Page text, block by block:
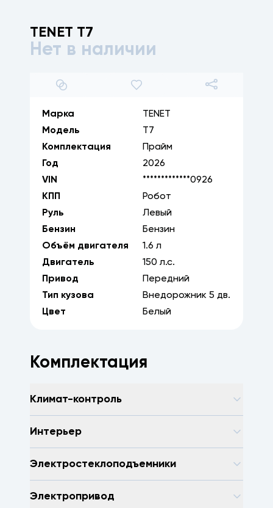
TENET T7
Нет в наличии
1/17
Марка
TENET
Модель
T7
Комплектация
Прайм
Год
2026
VIN
*************0926
КПП
Робот
Руль
Левый
Бензин
Бензин
Объём двигателя
1.6 л
Двигатель
150 л.с.
Привод
Передний
Тип кузова
Внедорожник 5 дв.
Цвет
Белый
Комплектация
Климат-контроль
Интерьер
Электростеклоподъемники
Электропривод